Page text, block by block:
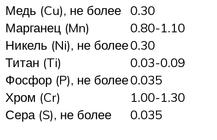
Медь (Cu), не более
0.30
Марганец (Mn)
0.80-1.10
Никель (Ni), не более0.30
Титан (Ti)
0.03-0.09
Фосфор (P), не более0.035
Хром (Cr)
1.00-1.30
Сера (S), не более
0.035